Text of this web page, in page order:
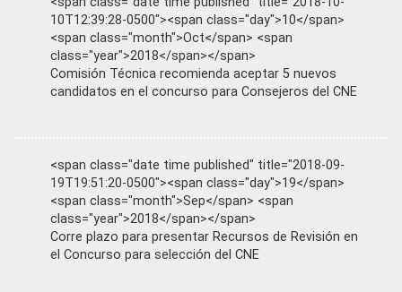
10T12:39:28-0500"><span class="day">10</span>
<span class="month">Oct</span> <span
class="year">2018</span></span>
Comisión Técnica recomienda aceptar 5 nuevos
candidatos en el concurso para Consejeros del CNE
<span class="date time published" title="2018-09-
19T19:51:20-0500"><span class="day">19</span>
<span class="month">Sep</span> <span
class="year">2018</span></span>
Corre plazo para presentar Recursos de Revisión en
el Concurso para selección del CNE